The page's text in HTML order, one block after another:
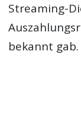
Streaming-
bekannt gab.